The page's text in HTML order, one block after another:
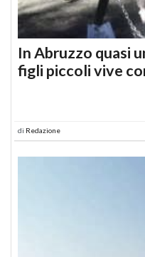
In Abruzzo quasi
figli piccoli vive
di Redazione